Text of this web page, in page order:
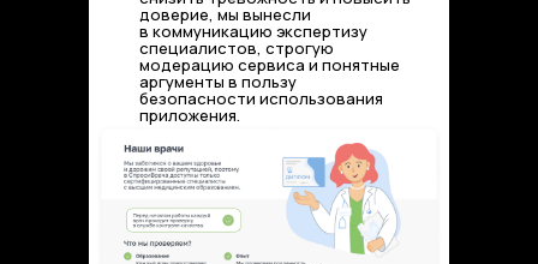
доверие, мы вынесли
в коммуникацию экспертизу
специалистов, строгую
модерацию сервиса и понятные
аргументы в пользу
безопасности использования
приложения.